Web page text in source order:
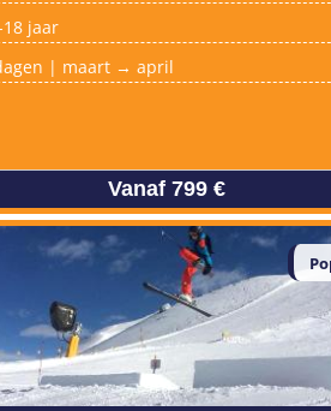
18 jaar
| maart → april
Vanaf 799 €